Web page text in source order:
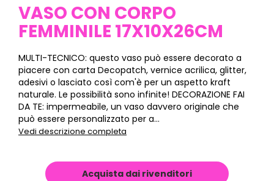
VASO CON CORPO
FEMMINILE 17X10X26CM
MULTI-TECNICO: questo vaso può essere decorato a
piacere con carta Decopatch, vernice acrilica, glitter,
adesivi o lasciato così com'è per un aspetto kraft
naturale. Le possibilità sono infinite! DECORAZIONE FAI
DA TE: impermeabile, un vaso davvero originale che
può essere personalizzato per a...
Vedi descrizione completa
Acquista dai rivenditori